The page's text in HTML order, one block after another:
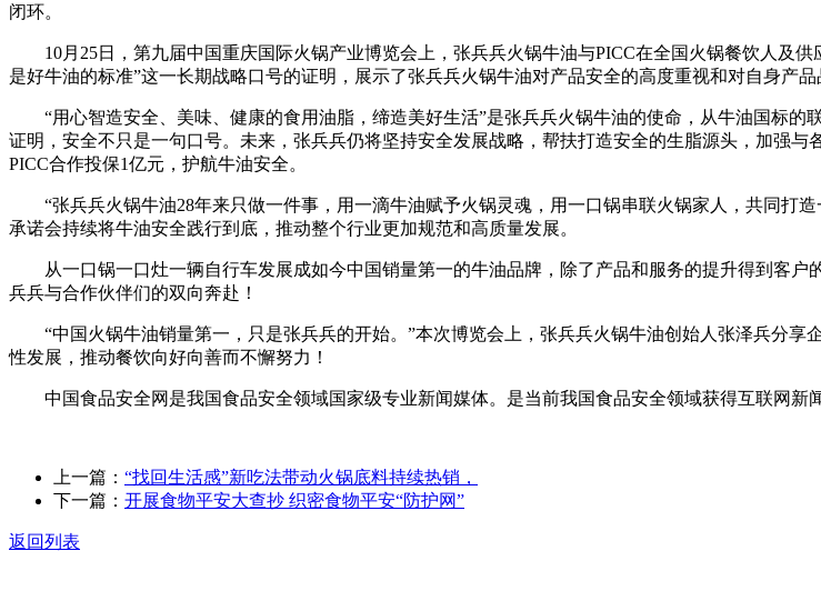
闭环。
10月25日，第九届中国重庆国际火锅产业博览会上，张兵兵火锅牛油与PICC在全国火锅餐饮人及
是好牛油的标准”这一长期战略口号的证明，展示了张兵兵火锅牛油对产品安全的高度重视和对自身产
“用心智造安全、美味、健康的食用油脂，缔造美好生活”是张兵兵火锅牛油的使命，从牛油国标的
证明，安全不只是一句口号。未来，张兵兵仍将坚持安全发展战略，帮扶打造安全的生脂源头，加强
PICC合作投保1亿元，护航牛油安全。
“张兵兵火锅牛油28年来只做一件事，用一滴牛油赋予火锅灵魂，用一口锅串联火锅家人，共同打
承诺会持续将牛油安全践行到底，推动整个行业更加规范和高质量发展。
从一口锅一口灶一辆自行车发展成如今中国销量第一的牛油品牌，除了产品和服务的提升得到客户
兵兵与合作伙伴们的双向奔赴！
“中国火锅牛油销量第一，只是张兵兵的开始。”本次博览会上，张兵兵火锅牛油创始人张泽兵分享
性发展，推动餐饮向好向善而不懈努力！
中国食品安全网是我国食品安全领域国家级专业新闻媒体。是当前我国食品安全领域获得互联网新
上一篇： “找回生活感”新吃法带动火锅底料持续热销，
下一篇： 开展食物平安大查抄 织密食物平安“防护网”
返回列表